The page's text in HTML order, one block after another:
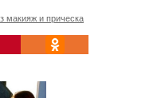
макияж и прическа